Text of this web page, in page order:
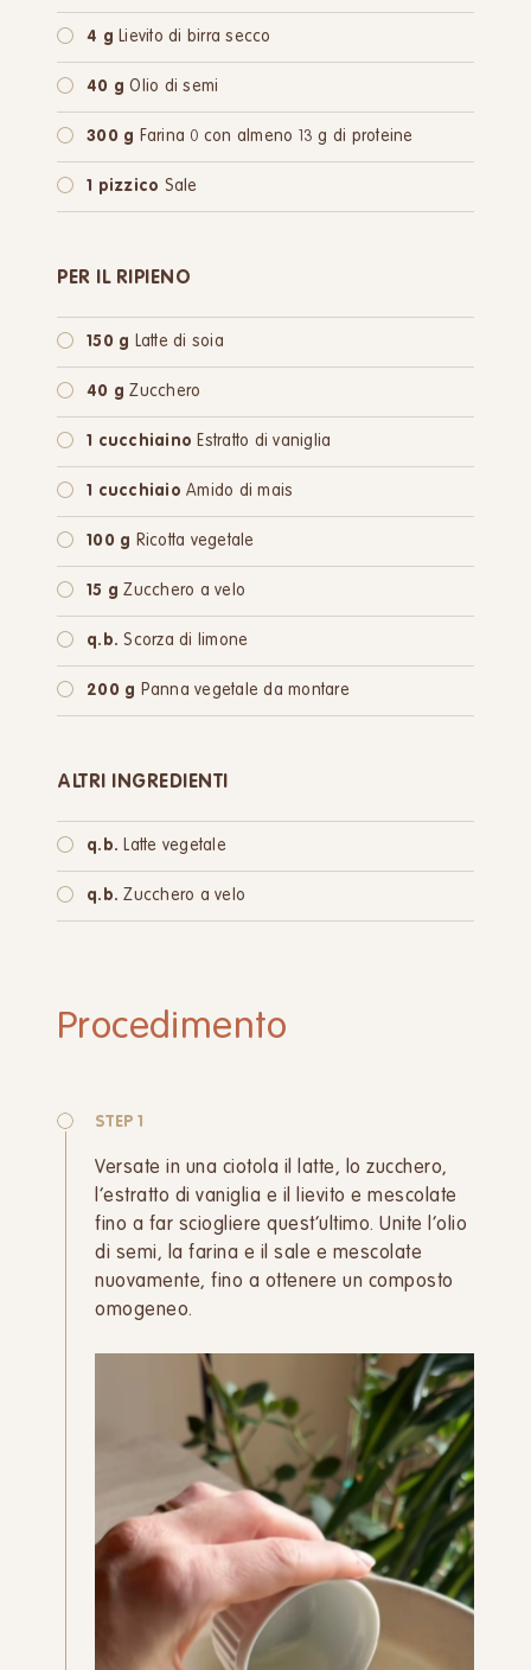
4 g Lievito di birra secco
40 g Olio di semi
300 g Farina 0 con almeno 13 g di proteine
1 pizzico Sale
PER IL RIPIENO
150 g Latte di soia
40 g Zucchero
1 cucchiaino Estratto di vaniglia
1 cucchiaio Amido di mais
100 g Ricotta vegetale
15 g Zucchero a velo
q.b. Scorza di limone
200 g Panna vegetale da montare
ALTRI INGREDIENTI
q.b. Latte vegetale
q.b. Zucchero a velo
Procedimento
STEP 1
Versate in una ciotola il latte, lo zucchero,
l’estratto di vaniglia e il lievito e mescolate
fino a far sciogliere quest’ultimo. Unite l’olio
di semi, la farina e il sale e mescolate
nuovamente, fino a ottenere un composto
omogeneo.